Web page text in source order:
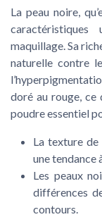
La peau noire,
maquillage. Sa
naturelle contre
doré au rouge,
poudreessentiel
La texture de
une tendance
Les peaux
différences
contours.